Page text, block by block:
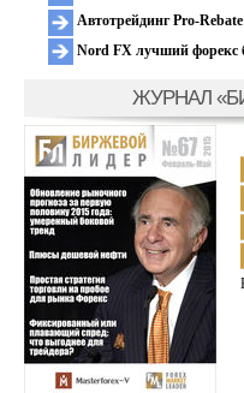
Автотрейдинг Pro-
Nord FX лучший форекс
ЖУРНАЛ